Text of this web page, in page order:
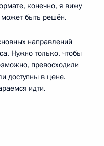
конечно, я вижу
может быть решён.
направлений
Нужно только, чтобы
превосходили
доступны в цене.
идти.